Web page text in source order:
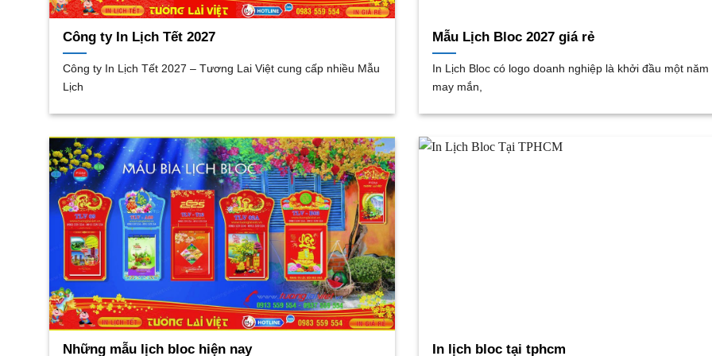
Công ty In Lịch Tết 2027
Công ty In Lịch Tết 2027 – Tương Lai Việt cung cấp nhiều Mẫu
Lịch
Mẫu Lịch Bloc 2027 giá rẻ
In Lịch Bloc có logo doanh nghiệp là khởi đầu một
may mắn,
Những mẫu lịch bloc hiện nay In lịch bloc tại tphcm